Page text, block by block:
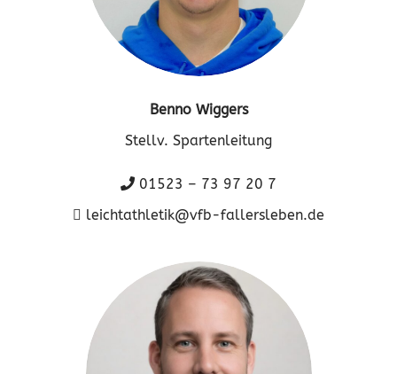
Benno Wiggers
Stellv. Spartenleitung
01523 – 73 97 20 7
leichtathletik@vfb-fallersleben.de